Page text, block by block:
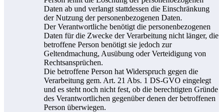
Daten ab und verlangt stattdessen die Einschränkung
der Nutzung der personenbezogenen Daten.
Der Verantwortliche benötigt die personenbezogenen
Daten für die Zwecke der Verarbeitung nicht länger, die
betroffene Person benötigt sie jedoch zur
Geltendmachung, Ausübung oder Verteidigung von
Rechtsansprüchen.
Die betroffene Person hat Widerspruch gegen die
Verarbeitung gem. Art. 21 Abs. 1 DS-GVO eingelegt
und es steht noch nicht fest, ob die berechtigten Gründe
des Verantwortlichen gegenüber denen der betroffenen
Person überwiegen.